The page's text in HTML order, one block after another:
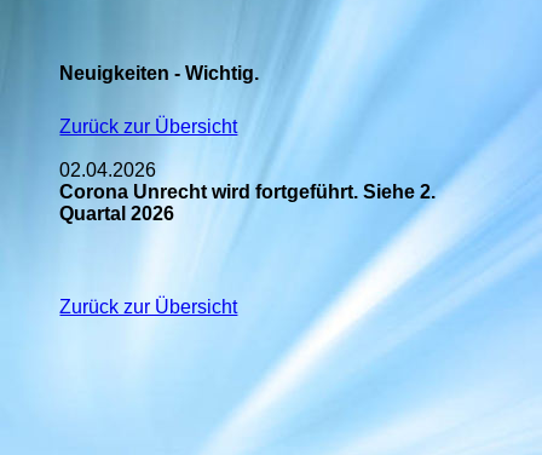
Neuigkeiten - Wichtig.
Zurück zur Übersicht
02.04.2026
Corona Unrecht wird fortgeführt. Siehe 2.
Quartal 2026
Zurück zur Übersicht